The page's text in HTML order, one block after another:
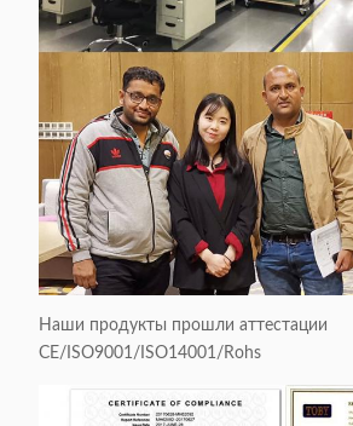
Наши продукты прошли аттестации
CE/ISO9001/ISO14001/Rohs